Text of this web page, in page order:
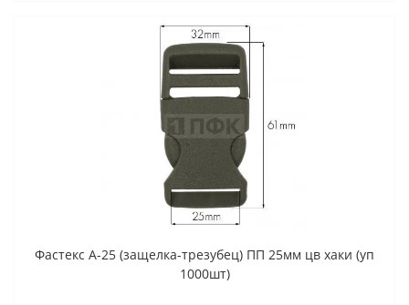
Фастекс A-25 (защелка-трезубец) ПП 25мм цв хаки (уп
1000шт)